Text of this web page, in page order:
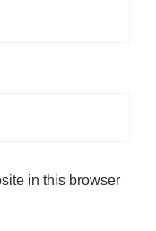
in this browser